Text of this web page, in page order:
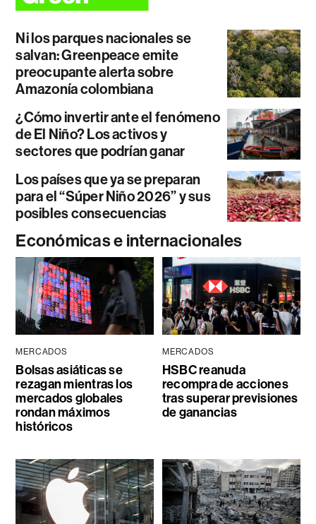
Ni los parques nacionales se
salvan: Greenpeace emite
preocupante alerta sobre
Amazonía colombiana
¿Cómo invertir ante el fenómeno
de El Niño? Los activos y
sectores que podrían ganar
Los países que ya se preparan
para el “Súper Niño 2026” y sus
posibles consecuencias
Económicas e internacionales
MERCADOS
Bolsas asiáticas se
rezagan mientras los
mercados globales
rondan máximos
históricos
MERCADOS
HSBC reanuda
recompra de acciones
tras superar previsiones
de ganancias